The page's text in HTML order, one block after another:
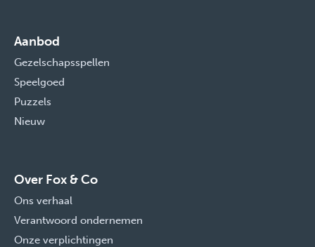
Aanbod
Gezelschapsspellen
Speelgoed
Puzzels
Nieuw
Over Fox & Co
Ons verhaal
Verantwoord ondernemen
Onze verplichtingen